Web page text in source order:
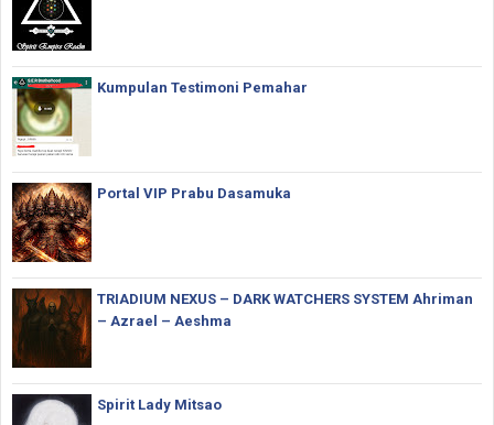
Kumpulan Testimoni Pemahar
Portal VIP Prabu Dasamuka
TRIADIUM NEXUS – DARK WATCHERS SYSTEM Ahriman
– Azrael – Aeshma
Spirit Lady Mitsao